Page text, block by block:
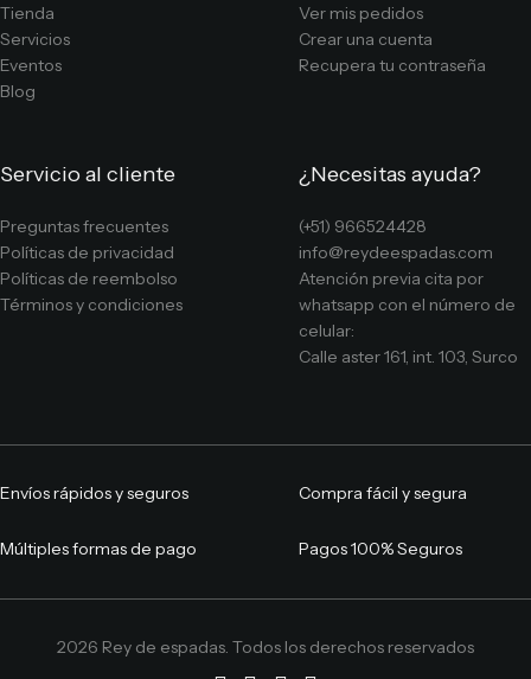
Tienda
Servicios
Eventos
Blog
Ver mis pedidos
Crear una cuenta
Recupera tu contraseña
Servicio al cliente
Preguntas frecuentes
Políticas de privacidad
Políticas de reembolso
Términos y condiciones
¿Necesitas ayuda?
(+51) 966524428
info@reydeespadas.com
Atención previa cita por
whatsapp con el número de
celular:
Calle aster 161, int. 103, Surco
Envíos rápidos y seguros Compra fácil y segura
Múltiples formas de pago Pagos 100% Seguros
2026 Rey de espadas. Todos los derechos reservados